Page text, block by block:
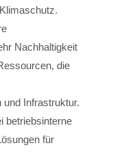
Nachhaltigkeit
die
und Infrastruktur.
betriebsinterne
für